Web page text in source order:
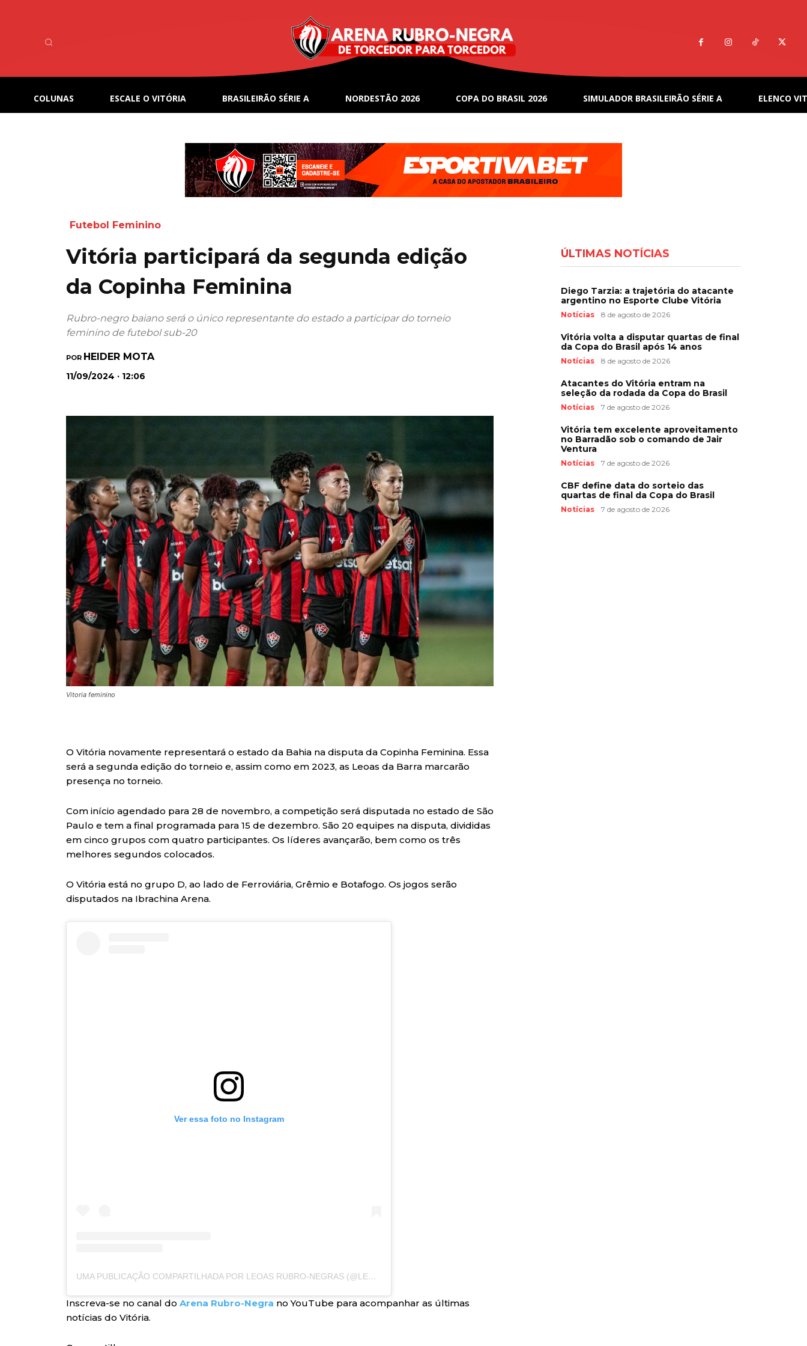
COLUNAS ESCALE O VITÓRIA BRASILEIRÃO SÉRIE A NORDESTÃO 2026 COPA DO BRASIL 2026 SIMULADOR BRASILEIRÃO SÉRIE A ELENCO
Futebol Feminino
Vitória participará da segunda edição
da Copinha Feminina
Rubro-negro baiano será o único representante do estado a participar do torneio
feminino de futebol sub-20
POR HEIDER MOTA
11/09/2024 · 12:06
Vitoria feminino
O Vitória novamente representará o estado da Bahia na disputa da Copinha Feminina. Essa
será a segunda edição do torneio e, assim como em 2023, as Leoas da Barra marcarão
presença no torneio.
Com início agendado para 28 de novembro, a competição será disputada no estado de São
Paulo e tem a final programada para 15 de dezembro. São 20 equipes na disputa, divididas
em cinco grupos com quatro participantes. Os líderes avançarão, bem como os três
melhores segundos colocados.
O Vitória está no grupo D, ao lado de Ferroviária, Grêmio e Botafogo. Os jogos serão
disputados na Ibrachina Arena.
Ver essa foto no Instagram
UMA PUBLICAÇÃO COMPARTILHADA POR LEOAS RUBRO-NEGRAS (@LEOASRUBRONEGRASBA)
Inscreva-se no canal do Arena Rubro-Negra no YouTube para acompanhar as últimas
notícias do Vitória.
ÚLTIMAS NOTÍCIAS
Diego Tarzia: a trajetória do atacante
argentino no Esporte Clube Vitória
Notícias 8 de agosto de 2026
Vitória volta a disputar quartas de final
da Copa do Brasil após 14 anos
Notícias 8 de agosto de 2026
Atacantes do Vitória entram na
seleção da rodada da Copa do Brasil
Notícias 7 de agosto de 2026
Vitória tem excelente aproveitamento
no Barradão sob o comando de Jair
Ventura
Notícias 7 de agosto de 2026
CBF define data do sorteio das
quartas de final da Copa do Brasil
Notícias 7 de agosto de 2026